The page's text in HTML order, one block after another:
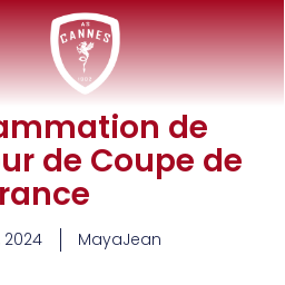
de
de Coupe de
MayaJean